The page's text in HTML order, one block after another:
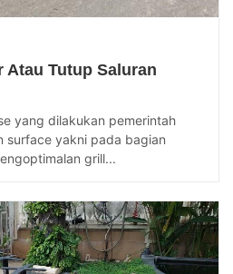
Atau Tutup Saluran
yang dilakukan pemerintah
surface yakni pada bagian
grill...